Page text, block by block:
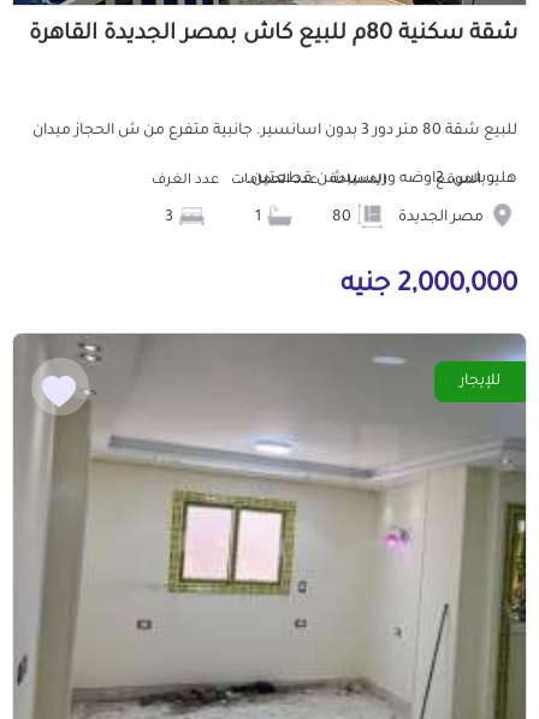
شقة سكنية 80م للبيع كاش بمصر الجديدة القاهرة
للبيع شقة 80 متر دور 3 بدون اسانسير. جانبية متفرع من ش الحجاز ميدان
هليوبلس. 2اوضه وريسيبشن قطعتين...
الموقع
مصر الجديدة
المساحة عدد الحمامات عدد الغرف
2,000,000 جنيه
للإيجار